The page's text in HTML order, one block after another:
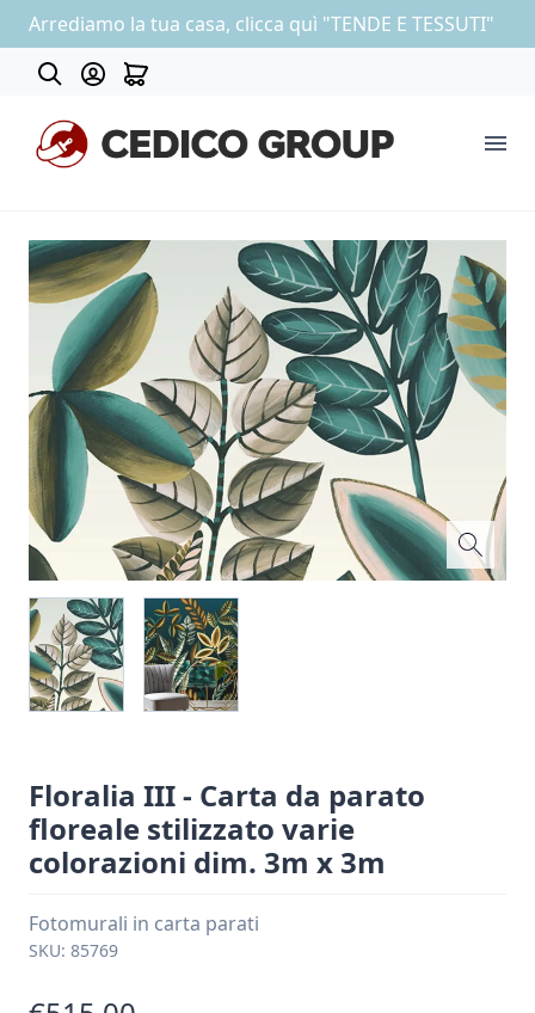
Arrediamo la tua casa, clicca quì "TENDE E TESSUTI"
COLLEZIONE CARTA DA PARATI
OUTLET
Floralia III - Carta da parato
floreale stilizzato varie
colorazioni dim. 3m x 3m
Fotomurali in carta parati
SKU: 85769